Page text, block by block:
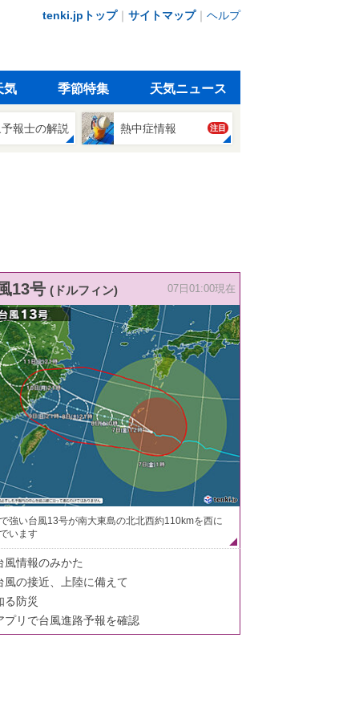
tenki.jpトップ｜ サイトマップ｜ ヘルプ
気 季節特集 天気ニュース
報士の解説 熱中症情報 注目
13号 (ドルフィン) 07日01:00現在
強い台風13号が南大東島の北北西約110kmを西に
います
風情報のみかた
風の接近、上陸に備えて
る防災
プリで台風進路予報を確認